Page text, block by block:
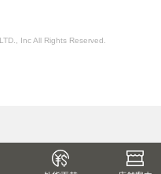
Inc All Rights Reserved.